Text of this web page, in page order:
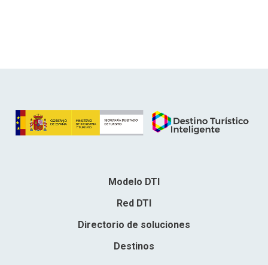
Modelo DTI
Red DTI
Directorio de soluciones
Destinos